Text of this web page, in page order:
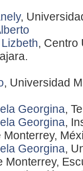
,
, Centro
, Universidad
Georgina,
Georgina,
Georgina,
Monterrey,